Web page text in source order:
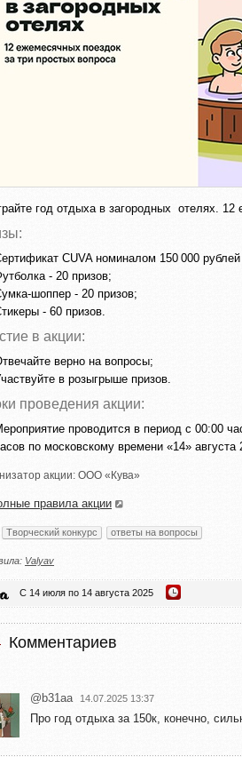
год отдыха в загородных отелях.
CUVA номиналом 150 000 рублей
- 20 призов;
шоппер - 20 призов;
- 60 призов.
в акции:
верно на вопросы;
в розыгрыше призов.
проведения акции:
проводится в период с 00:00
по московскому времени «14» августа
акции: ООО «Кува»
правила акции
Творческий конкурс ответы на вопросы
Valyav
С 14 июля по 14 августа 2025
Комментариев
@b31aa 14.07.2025 13:37
Про год отдыха за 150к, конечно,